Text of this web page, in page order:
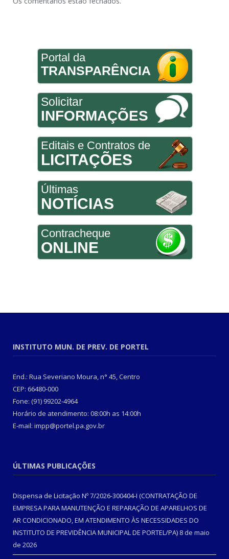
Portal da
TRANSPARÊNCIA
Solicitar
INFORMAÇÕES
Editais e Contratos de
LICITAÇÕES
Últimas
NOTÍCIAS
Contracheque
ONLINE
INSTITUTO MUN. DE PREV. DE PORTEL
End.: Rua Severiano Moura, n° 45, Centro
CEP: 66480-000
Fone: (91) 99202-4964
Horário de atendimento: 08:00h as 14:00h
E-mail: impp@portel.pa.gov.br
ÚLTIMAS PUBLICAÇÕES
Dispensa de Licitação Nº 7/2026-300404-I (CONTRATAÇÃO DE
EMPRESA PARA MANUTENÇÃO E REPARAÇÃO DE APARELHOS DE
AR CONDICIONADO, EM ATENDIMENTO ÀS NECESSIDADES DO
INSTITUTO DE PREVIDÊNCIA MUNICIPAL DE PORTEL/PA) 8 de maio
de 2026